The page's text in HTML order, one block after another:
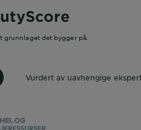
grunnlaget det bygger på.
Vurdert av uavhengige